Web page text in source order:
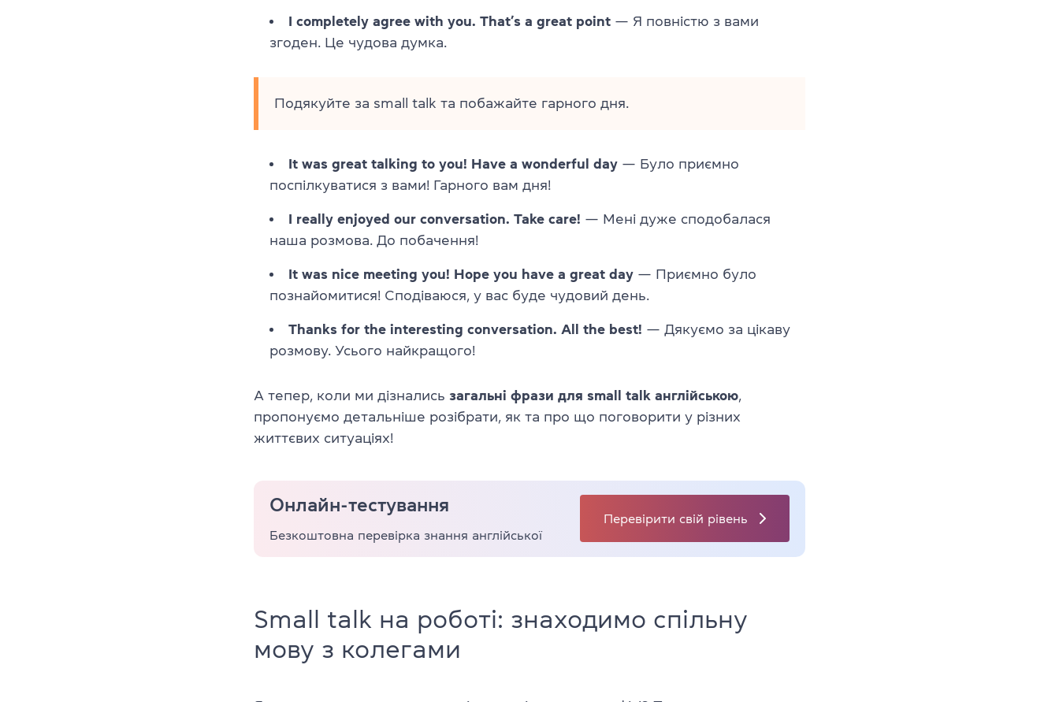
I completely agree with you. That’s a great point — Я повністю з вами
згоден. Це чудова думка.
Подякуйте за small talk та побажайте гарного дня.
It was great talking to you! Have a wonderful day — Було приємно
поспілкуватися з вами! Гарного вам дня!
I really enjoyed our conversation. Take care! — Мені дуже сподобалася
наша розмова. До побачення!
It was nice meeting you! Hope you have a great day — Приємно було
познайомитися! Сподіваюся, у вас буде чудовий день.
Thanks for the interesting conversation. All the best! — Дякуємо за цікаву
розмову. Усього найкращого!
А тепер, коли ми дізнались загальні фрази для small talk англійською,
пропонуємо детальніше розібрати, як та про що поговорити у різних
життєвих ситуаціях!
Онлайн-тестування
Безкоштовна перевірка знання англійської
Перевірити свій рівень
Small talk на роботі: знаходимо спільну
мову з колегами